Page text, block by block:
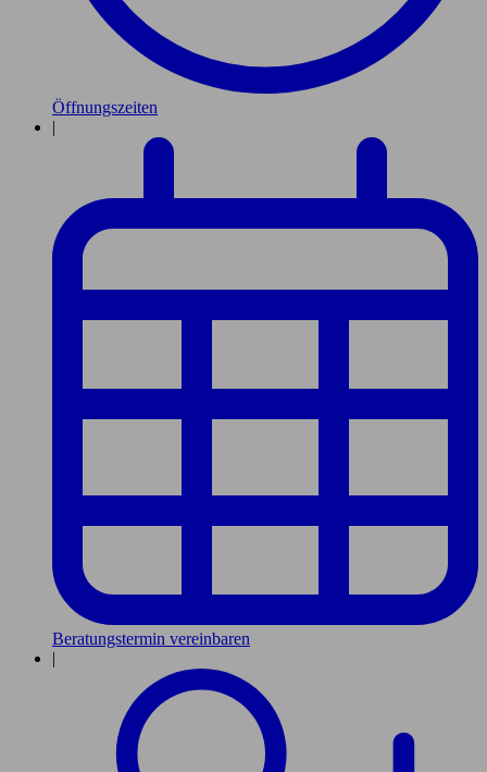
Öffnungszeiten
|
Beratungstermin vereinbaren
|